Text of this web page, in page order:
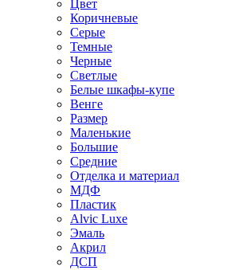
Цвет
Коричневые
Серые
Темные
Черные
Светлые
Белые шкафы-купе
Венге
Размер
Маленькие
Большие
Средние
Отделка и материал
МДФ
Пластик
Alvic Luxe
Эмаль
Акрил
ДСП